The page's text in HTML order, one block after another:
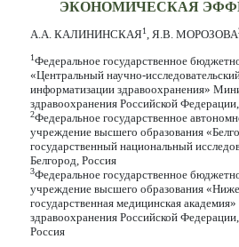
ЭКОНОМИЧЕСКАЯ
А.А. КАЛИНИНСКАЯ1, Я.В. МОРОЗОВА
1Федеральное государственное
«Центральный научно-
информатизации здравоохранения»
здравоохранения Российской
2Федеральное государственное
учреждение высшего образования
государственный национальный
Белгород, Россия
3Федеральное государственное
учреждение высшего образования
государственная медицинская
здравоохранения Российской
Россия